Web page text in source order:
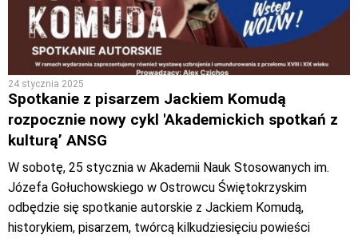
24 stycznia 2025
Spotkanie z pisarzem Jackiem Komudą
rozpocznie nowy cykl 'Akademickich spotkań z
kulturą’ ANSG
W sobotę, 25 stycznia w Akademii Nauk Stosowanych im.
Józefa Gołuchowskiego w Ostrowcu Świętokrzyskim
odbędzie się spotkanie autorskie z Jackiem Komudą,
historykiem, pisarzem, twórcą kilkudziesięciu powieści